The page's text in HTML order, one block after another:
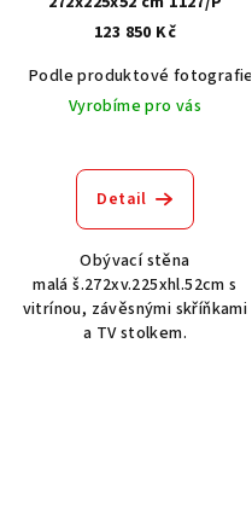
123 850 Kč
Podle produktové fotografie
Vyrobíme pro vás
Detail
Obývací stěna
malá š.272xv.225xhl.52cm s
vitrínou, závěsnými skříňkami
a TV stolkem.